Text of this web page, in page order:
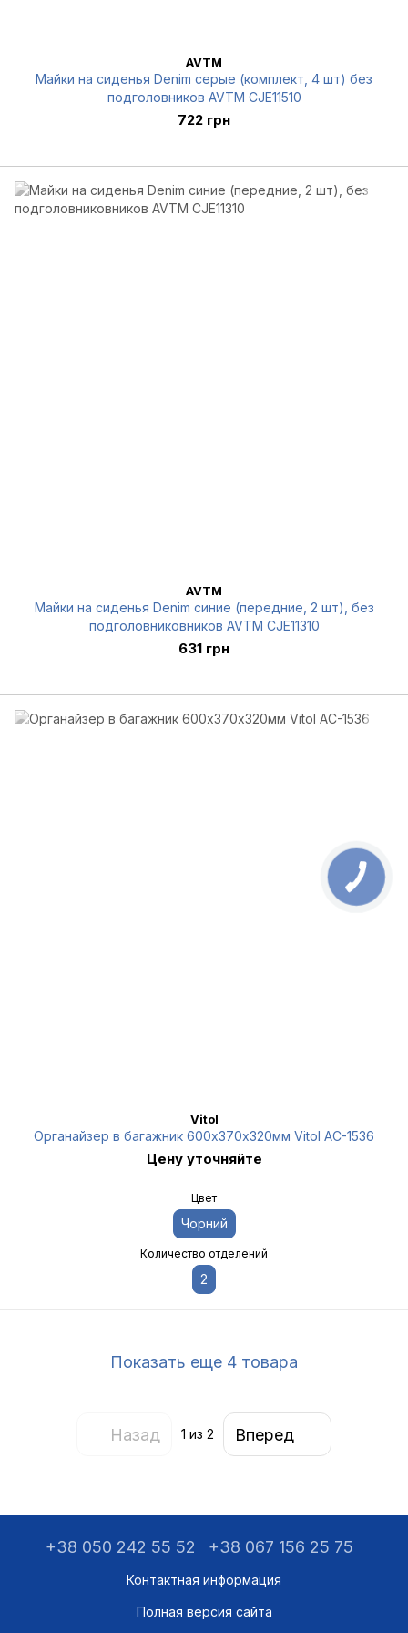
AVTM
Майки на сиденья Denim серые (комплект, 4 шт) без
подголовников AVTM CJE11510
722 грн
AVTM
Майки на сиденья Denim синие (передние, 2 шт), без
подголовниковников AVTM CJE11310
631 грн
Vitol
Органайзер в багажник 600х370х320мм Vitol AC-1536
Цену уточняйте
Цвет
Чорний
Количество отделений
2
Показать еще 4 товара
Назад 1 из 2 Вперед
+38 050 242 55 52 +38 067 156 25 75
Контактная информация
Полная версия сайта